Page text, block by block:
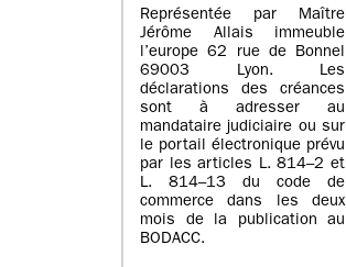
Représentée par Maître
Jérôme Allais immeuble
l’europe 62 rue de Bonnel
69003 Lyon. Les
déclarations des créances
sont à adresser au
mandataire judiciaire ou sur
le portail électronique prévu
par les articles L. 814–2 et
L. 814–13 du code de
commerce dans les deux
mois de la publication au
BODACC.